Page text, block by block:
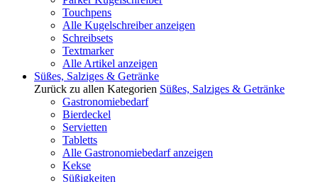
Touchpens
Alle Kugelschreiber anzeigen
Schreibsets
Textmarker
Alle Artikel anzeigen
Süßes, Salziges & Getränke
Zurück zu allen Kategorien Süßes, Salziges & Getränke
Gastronomiebedarf
Bierdeckel
Servietten
Tabletts
Alle Gastronomiebedarf anzeigen
Kekse
Süßigkeiten